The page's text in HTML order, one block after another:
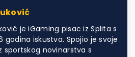
je iGaming pisac iz Splita s
godina iskustva. Spojio je svoje
sportskog novinarstva s